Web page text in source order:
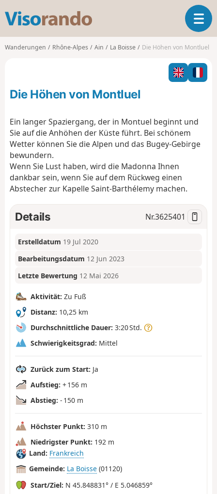
s
o
o
T
o
g
l
n
t
Wanderungen Rhône-Alpes Ain La Boisse Die Höhen von Montluel
Die Höhen von Montluel
Ein langer Spaziergang, der in Montuel beginnt und
Sie auf die Anhöhen der Küste führt. Bei schönem
Wetter können Sie die Alpen und das Bugey-Gebirge
bewundern.
Wenn Sie Lust haben, wird die Madonna Ihnen
dankbar sein, wenn Sie auf dem Rückweg einen
Abstecher zur Kapelle Saint-Barthélemy machen.
Details Nr.3625401
Erstelldatum 19 Jul 2020
Bearbeitungsdatum 12 Jun 2023
Letzte Bewertung 12 Mai 2026
Aktivität: Zu Fuß
Distanz: 10,25 km
Durchschnittliche Dauer: 3:20 Std.
Schwierigkeitsgrad: Mittel
Zurück zum Start: Ja
Aufstieg: + 156 m
Abstieg: - 150 m
Höchster Punkt: 310 m
Niedrigster Punkt: 192 m
Land: Frankreich
Gemeinde: La Boisse (01120)
Start/Ziel: N 45.848831° / E 5.046859°